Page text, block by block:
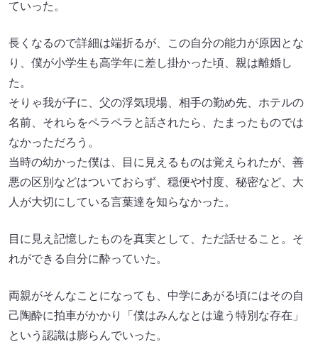
ていった。
長くなるので詳細は端折るが、この自分の能力が原因とな
り、僕が小学生も高学年に差し掛かった頃、親は離婚し
た。
そりゃ我が子に、父の浮気現場、相手の勤め先、ホテルの
名前、それらをペラペラと話されたら、たまったものでは
なかっただろう。
当時の幼かった僕は、目に見えるものは覚えられたが、善
悪の区別などはついておらず、穏便や忖度、秘密など、大
人が大切にしている言葉達を知らなかった。
目に見え記憶したものを真実として、ただ話せること。そ
れができる自分に酔っていた。
両親がそんなことになっても、中学にあがる頃にはその自
己陶酔に拍車がかかり「僕はみんなとは違う特別な存在」
という認識は膨らんでいった。